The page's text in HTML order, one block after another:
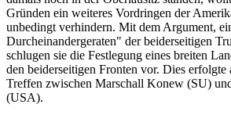
Gründen ein weiteres Vordringen der
unbedingt verhindern. Mit dem Argument,
Durcheinandergeraten" der beiderseitigen
schlugen sie die Festlegung eines breiten
den beiderseitigen Fronten vor. Dies
Treffen zwischen Marschall Konew (SU)
(USA).